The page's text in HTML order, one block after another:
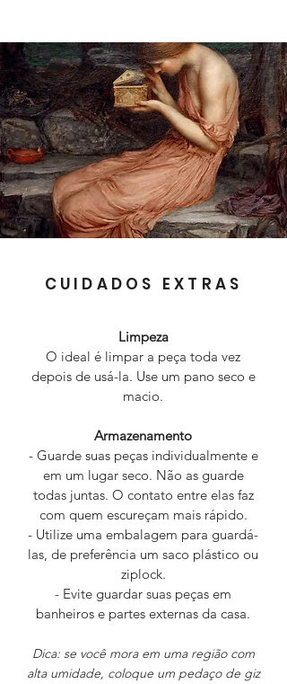
CUIDADOS EXTRAS
Limpeza
O ideal é limpar a peça toda vez
depois de usá-la. Use um pano seco e
macio.
Armazenamento
- Guarde suas peças individualmente e
em um lugar seco. Não as guarde
todas juntas. O contato entre elas faz
com quem escureçam mais rápido.
- Utilize uma embalagem para guardá-
las, de preferência um saco plástico ou
ziplock.
- Evite guardar suas peças em
banheiros e partes externas da casa.
Dica: se você mora em uma região com
alta umidade, coloque um pedaço de giz